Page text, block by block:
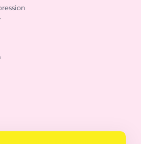
de Bricolage Mamy Kit C'est